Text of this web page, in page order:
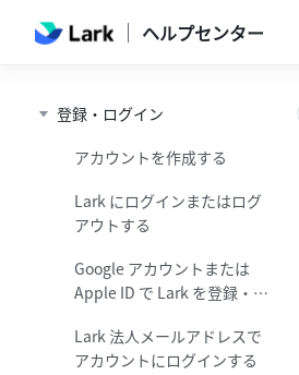
ヘルプセンター
登録・ログイン
アカウントを作成する
Lark にログインまたはログ
アウトする
Google アカウントまたは
Apple ID で Lark を登録・ロ
Lark 法人メールアドレスで
アカウントにログインする